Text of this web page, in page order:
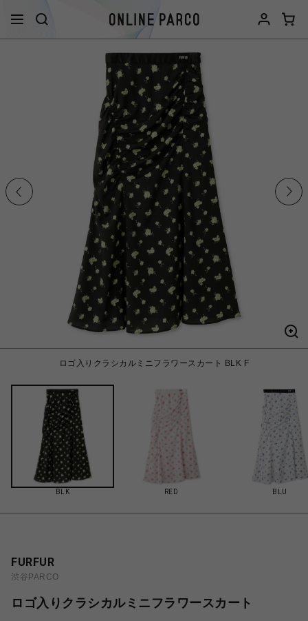
ロゴ入りクラシカルミニフラワースカート BLK F
BLK RED BLU
FURFUR
渋谷PARCO
ロゴ入りクラシカルミニフラワースカート